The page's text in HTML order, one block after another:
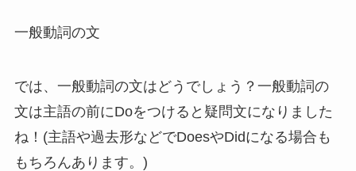
一般動詞の文
では、一般動詞の文はどうでしょう？ 一般動詞の
文は主語の前にDoをつけると疑問文になりました
ね！ (主語や過去形などでDoesやDidになる場合も
もちろんあります。)